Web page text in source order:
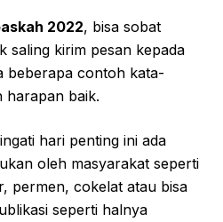
2022, bisa sobat
saling kirim pesan kepada
beberapa contoh kata-
harapan baik.
hari penting ini ada
oleh masyarakat seperti
permen, cokelat atau bisa
seperti halnya